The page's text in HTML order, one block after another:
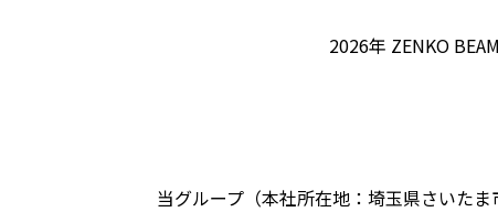
2026年 ZENKO
当グループ（本社所在地：埼玉県さいた